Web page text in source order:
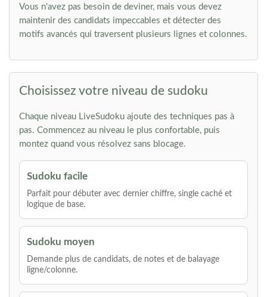
Vous n'avez pas besoin de deviner, mais vous devez
maintenir des candidats impeccables et détecter des
motifs avancés qui traversent plusieurs lignes et colonnes.
Choisissez votre niveau de sudoku
Chaque niveau LiveSudoku ajoute des techniques pas à
pas. Commencez au niveau le plus confortable, puis
montez quand vous résolvez sans blocage.
Sudoku facile
Parfait pour débuter avec dernier chiffre, single caché et
logique de base.
Sudoku moyen
Demande plus de candidats, de notes et de balayage
ligne/colonne.